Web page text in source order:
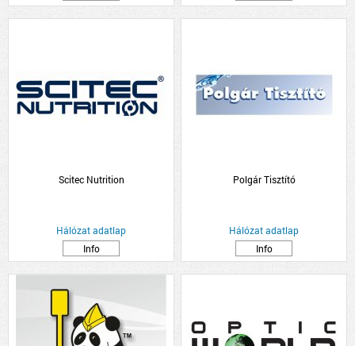
Scitec Nutrition
Hálózat adatlap
Info
Polgár Tisztító
Hálózat adatlap
Info